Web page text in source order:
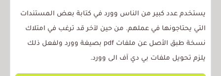
يستخدم عدد كبير من الناس وورد في كتابة بعض المستندات
التي يحتاجونها في عملهم. من حين لآخر قد ترغب في امتلاك
نسخة طبق الأصل عن ملفات pdf بصيغة وورد ولفعل ذلك
يلزم تحويل ملفات بي دي آف الى وورد.